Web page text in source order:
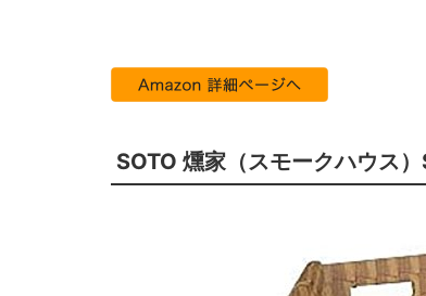
SOTO 燻家（スモークハウス